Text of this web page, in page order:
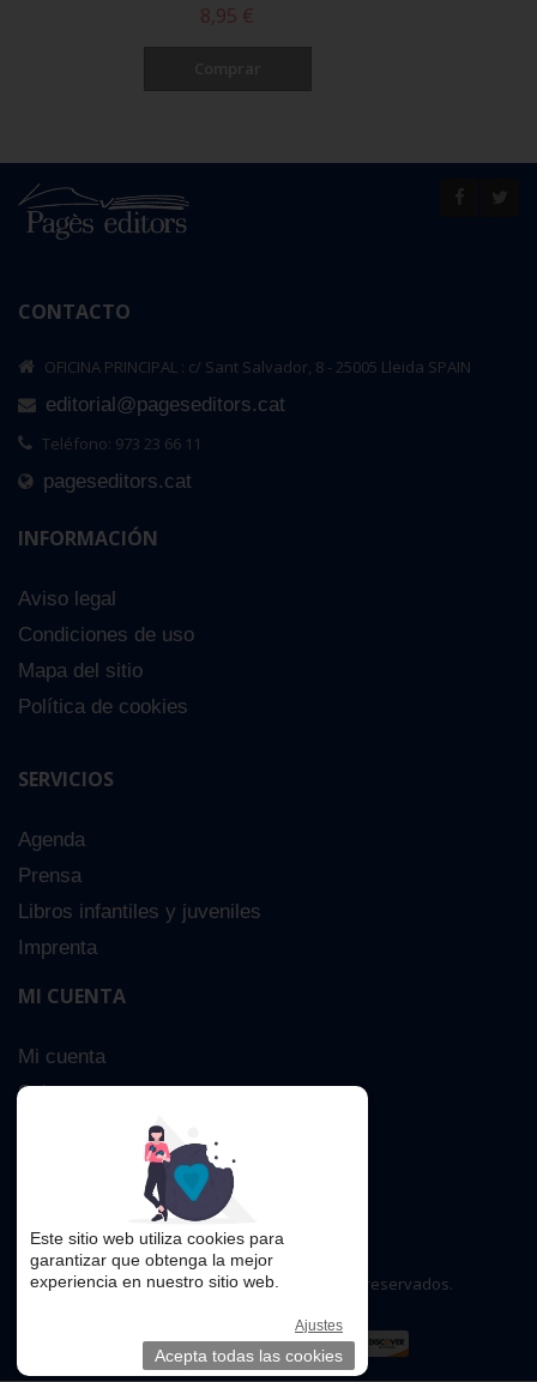
8,95 €
CONTACTO
OFICINA PRINCIPAL : c/ Sant Salvador, 8 - 25005 Lleida SPAIN
editorial@pageseditors.cat
Teléfono: 973 23 66 11
pageseditors.cat
INFORMACIÓN
Aviso legal
Condiciones de uso
Mapa del sitio
Política de cookies
SERVICIOS
Agenda
Prensa
Libros infantiles y juveniles
Imprenta
MI CUENTA
Mi cuenta
Sobre nosotros
Búsqueda Avanzada
Copyright © 2016. Todos los derechos reservados.
Este sitio web utiliza cookies para
garantizar que obtenga la mejor
experiencia en nuestro sitio web.
Ajustes
Acepta todas las cookies